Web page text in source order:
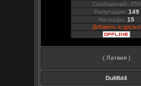
Сообщений: 450
Репутация: 149
Награды:15
Добавить в друзья
( Латвия )
DuMbI4